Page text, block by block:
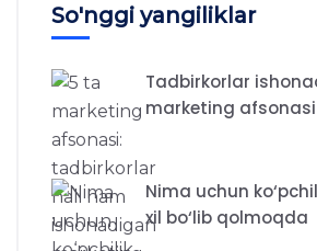
So'nggi yangiliklar
Tadbirkorlar
marketing afsonasi
Nima uchun
xil bo‘lib qolmoqda